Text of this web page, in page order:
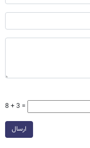
8 + 3 =
ارسال